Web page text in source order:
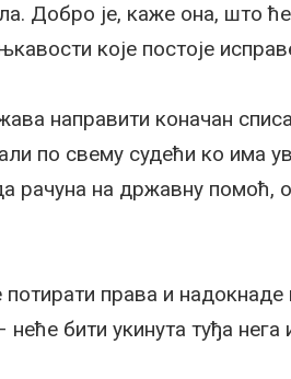
Добро је, каже она, што
које постоје
направити коначан
по свему судећи ко има
рачуна на државну помоћ,
права и надокнаде
бити укинута туђа нега